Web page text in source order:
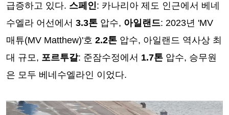
급증하고 있다. 스페인: 카나리아 제도 인근에서 베네
수엘라 어선에서 3.3톤 압수, 아일랜드: 2023년 'MV
매튜(MV Matthew)'호 2.2톤 압수, 아일랜드 역사상 최
대 규모, 포르투갈: 준잠수정에서 1.7톤 압수, 승무원
은 모두 베네수엘라인 이었다.